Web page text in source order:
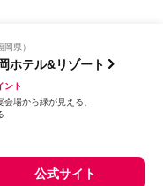
県）
ホテル&リゾート
ント
会場から緑が見える
公式サイト